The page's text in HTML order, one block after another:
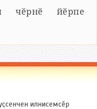
чӗрнӗ йӗрпе
илнисемсӗр